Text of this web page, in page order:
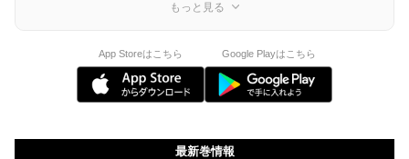
もっと見る
App Storeはこちら Google Playはこちら
最新巻情報